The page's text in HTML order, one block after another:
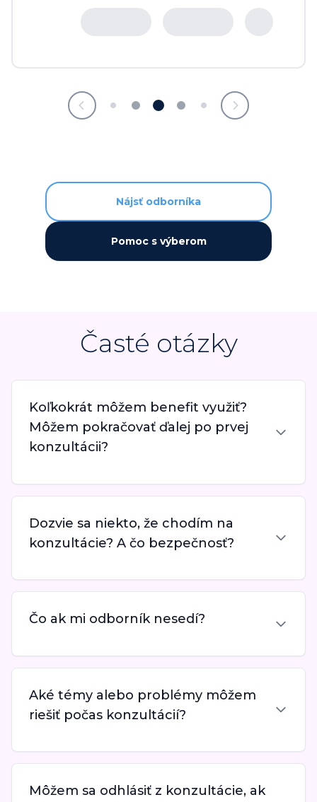
Nájsť odborníka
Pomoc s výberom
Časté otázky
Koľkokrát môžem benefit využiť?
Môžem pokračovať ďalej po prvej
konzultácii?
Dozvie sa niekto, že chodím na
konzultácie? A čo bezpečnosť?
Čo ak mi odborník nesedí?
Aké témy alebo problémy môžem
riešiť počas konzultácií?
Môžem sa odhlásiť z konzultácie, ak